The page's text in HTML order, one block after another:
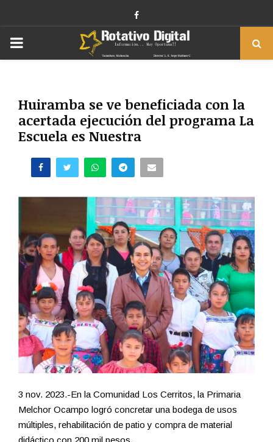
Facebook
PRIMARY
Huiramba se ve beneficiada con la
acertada ejecución del programa La
Escuela es Nuestra
3 nov. 2023.-En la Comunidad Los Cerritos, la Primaria
Melchor Ocampo logró concretar una bodega de usos
múltiples, rehabilitación de patio y compra de material
didáctico con 200 mil pesos.